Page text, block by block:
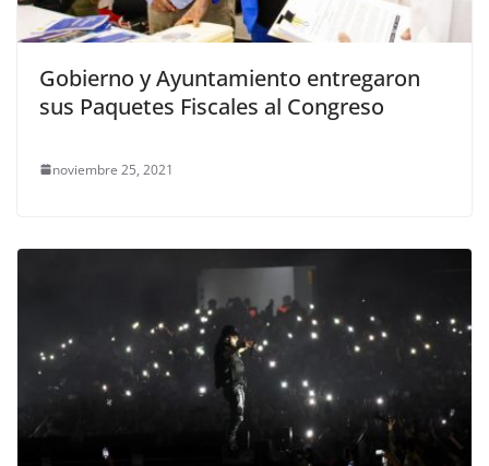
Gobierno y Ayuntamiento entregaron
sus Paquetes Fiscales al Congreso
noviembre 25, 2021